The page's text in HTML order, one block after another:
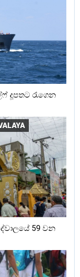
දූපතට රැගෙන
59 වන